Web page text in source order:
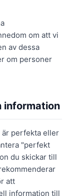
om att vi
av dessa
om personer
information
är perfekta eller
"perfekt
du skickar till
att
information till